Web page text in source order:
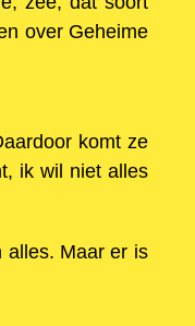
over Geheime
komt ze
ik wil niet alles
alles. Maar er is